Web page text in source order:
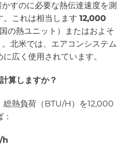
すのに必要な熱伝達速度を測
。これは相当します 12,000
の熱ユニット）またはおよそ
。北米では、エアコンシステム
広く使用されています。
算しますか？
総熱負荷（BTU/H）を12,000
h